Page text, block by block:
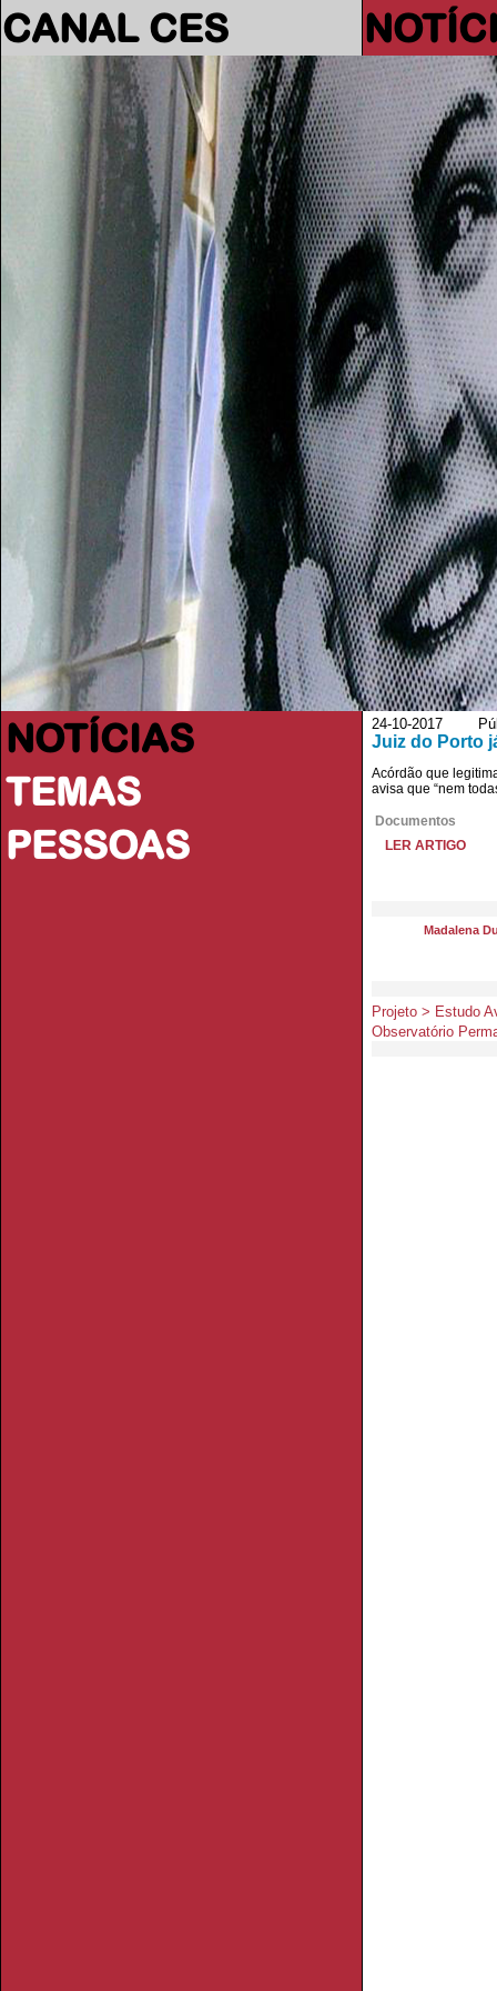
CANAL CES
NOTÍCIAS
TEMAS
PESSOAS
24-10-2017
Juiz do Porto
Acórdão que
avisa que “nem
Documentos
LER ARTIGO
Madalena
Projeto > Estudo
Observatório